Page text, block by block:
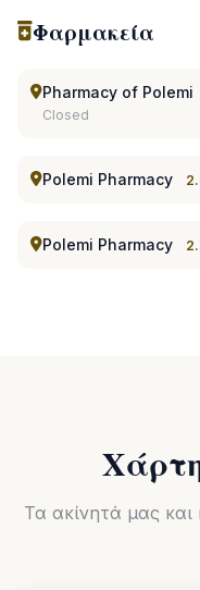
Φαρμακεία
Pharmacy of Polemi
Closed
Polemi Pharmacy
Polemi Pharmacy
Τα ακίνητά μας και